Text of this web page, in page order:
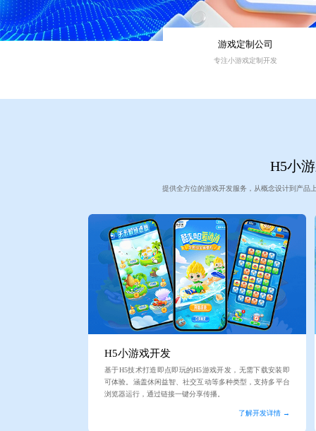
游戏定制公司
专注小游戏定制开发
H5小
提供全方位的游戏开发服务，从概念设计到产品
H5小游戏开发
基于H5技术打造即点即玩的H5游戏开发，无需下载安装即
可体验。涵盖休闲益智、社交互动等多种类型，支持多平台
浏览器运行，通过链接一键分享传播。
了解开发详情 →